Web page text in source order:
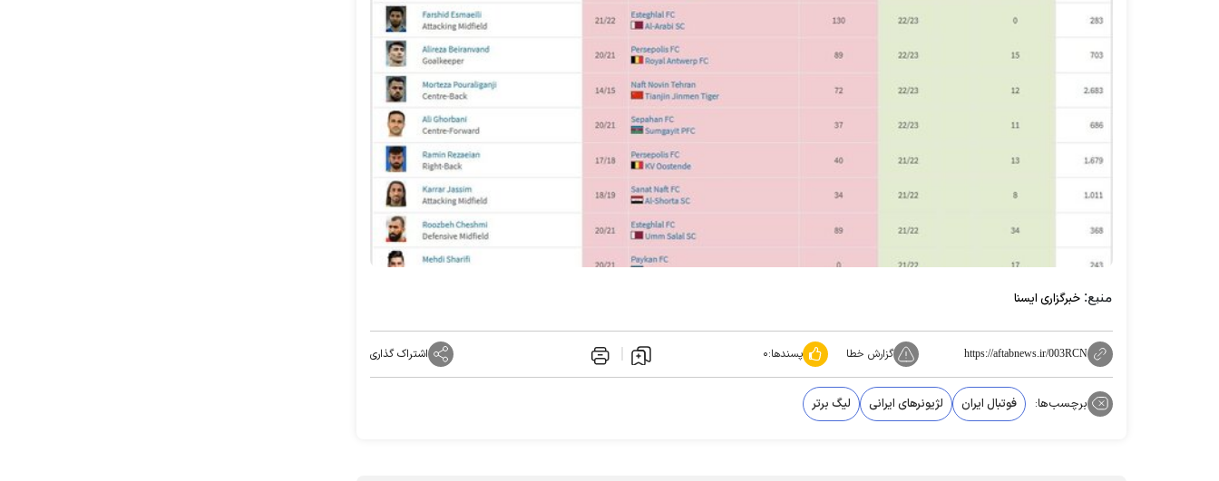
منبع: خبرگزاری ایسنا
https://aftabnews.ir/003RCN گزارش خطا پسندها:۰ اشتراک گذاری
برچسب‌ها: فوتبال ایران لژیونرهای ایرانی لیگ برتر